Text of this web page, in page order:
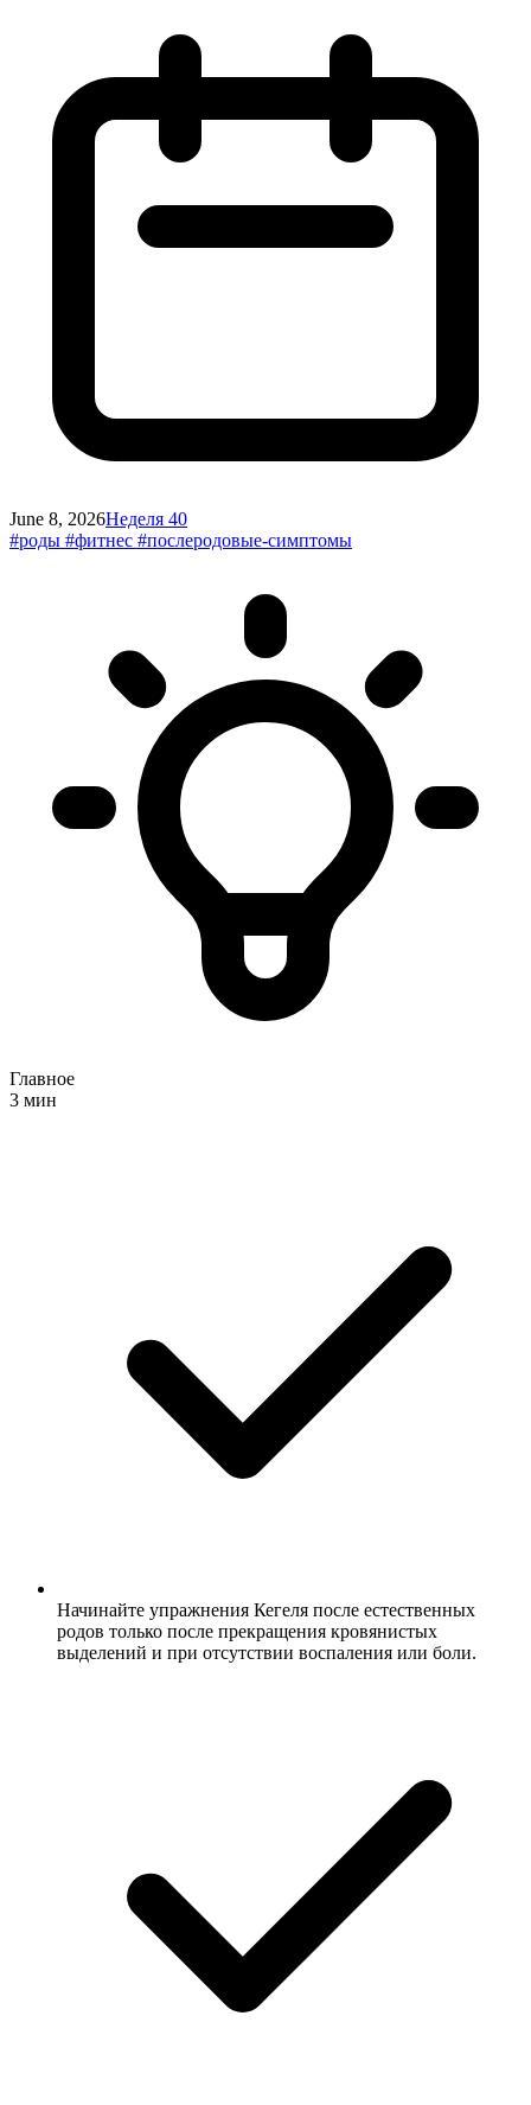
June 8, 2026Неделя 40
#роды #фитнес #послеродовые-симптомы
Главное
3 мин
Начинайте упражнения Кегеля после естественных
родов только после прекращения кровянистых
выделений и при отсутствии воспаления или боли.